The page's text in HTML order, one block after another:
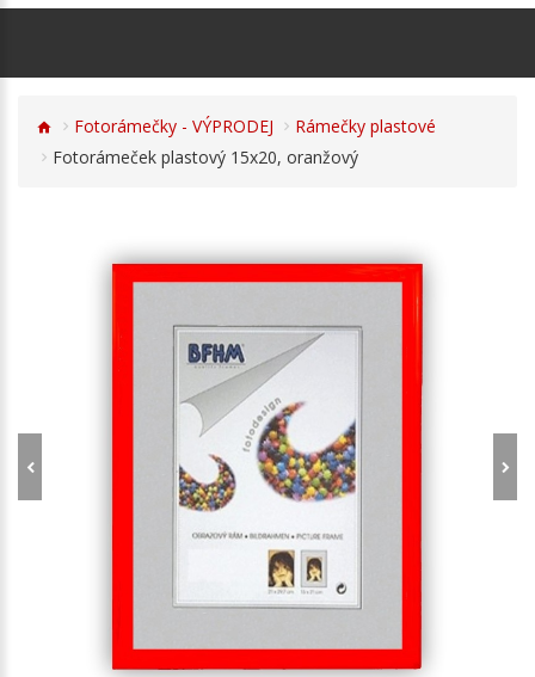
Fotorámečky - VÝPRODEJ
Rámečky plastové
Fotorámeček plastový 15x20, oranžový